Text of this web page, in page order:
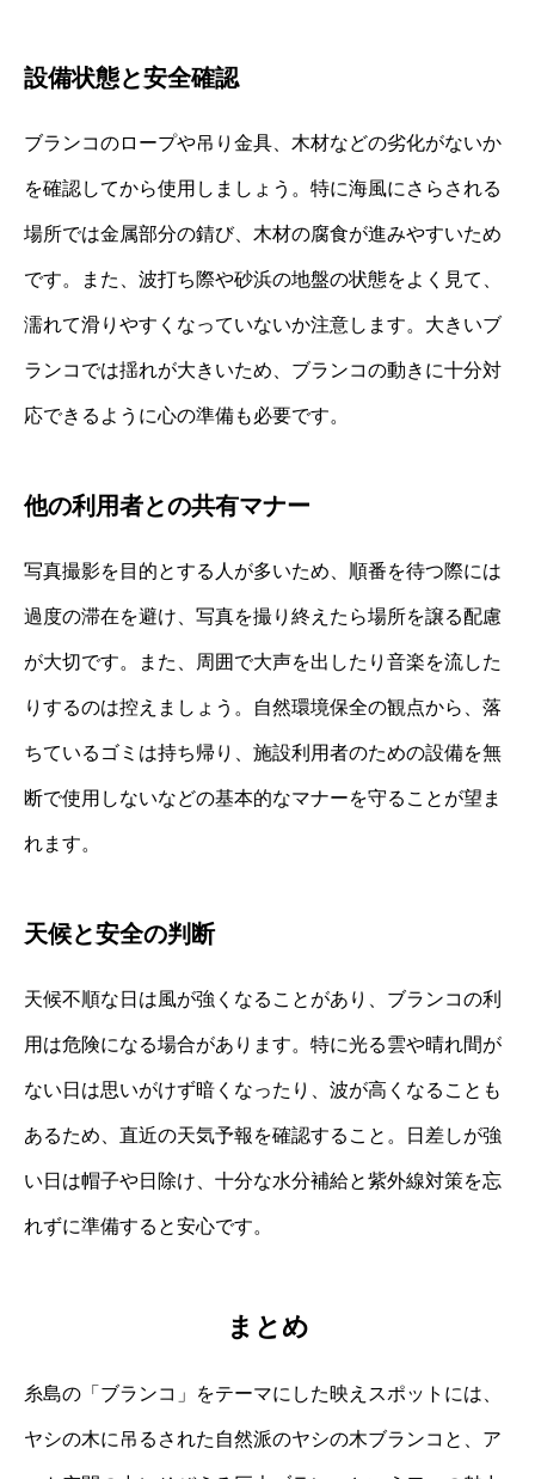
設備状態と安全確認
ブランコのロープや吊り金具、木材などの劣化がないか
を確認してから使用しましょう。特に海風にさらされる
場所では金属部分の錆び、木材の腐食が進みやすいため
です。また、波打ち際や砂浜の地盤の状態をよく見て、
濡れて滑りやすくなっていないか注意します。大きいブ
ランコでは揺れが大きいため、ブランコの動きに十分対
応できるように心の準備も必要です。
他の利用者との共有マナー
写真撮影を目的とする人が多いため、順番を待つ際には
過度の滞在を避け、写真を撮り終えたら場所を譲る配慮
が大切です。また、周囲で大声を出したり音楽を流した
りするのは控えましょう。自然環境保全の観点から、落
ちているゴミは持ち帰り、施設利用者のための設備を無
断で使用しないなどの基本的なマナーを守ることが望ま
れます。
天候と安全の判断
天候不順な日は風が強くなることがあり、ブランコの利
用は危険になる場合があります。特に光る雲や晴れ間が
ない日は思いがけず暗くなったり、波が高くなることも
あるため、直近の天気予報を確認すること。日差しが強
い日は帽子や日除け、十分な水分補給と紫外線対策を忘
れずに準備すると安心です。
まとめ
糸島の「ブランコ」をテーマにした映えスポットには、
ヤシの木に吊るされた自然派のヤシの木ブランコと、ア